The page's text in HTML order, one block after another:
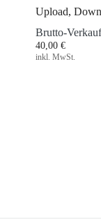
Upload,
Brutto-
40,00 €
inkl. MwSt.